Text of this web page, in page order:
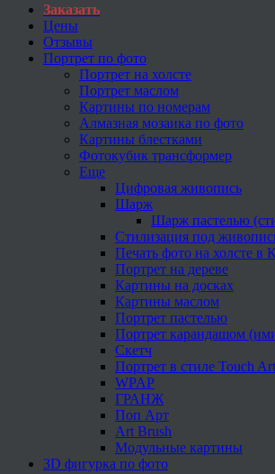
Заказать
Цены
Отзывы
Портрет по фото
Портрет на холсте
Портрет маслом
Картины по номерам
Алмазная мозаика по фото
Картины блестками
Фотокубик трансформер
Еще
Цифровая живопись
Шарж
Шарж пастелью
Стилизация под
Печать фото на холсте в
Портрет на дереве
Картины на досках
Картины маслом
Портрет пастелью
Портрет карандашом
Скетч
Портрет в стиле Touch Art
WPAP
ГРАНЖ
Поп Арт
Art Brush
Модульные картины
3D фигурка по фото